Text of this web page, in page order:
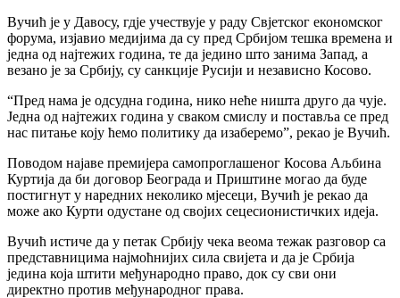
Вучић је у Давосу, гдје учествује у раду Свјетског економског
форума, изјавио медијима да су пред Србијом тешка времена и
једна од најтежих година, те да једино што занима Запад, а
везано је за Србију, су санкције Русији и независно Косово.
“Пред нама је одсудна година, нико неће ништа друго да чује.
Једна од најтежих година у сваком смислу и поставља се пред
нас питање коју ћемо политику да изаберемо”, рекао је Вучић.
Поводом најаве премијера самопроглашеног Косова Аљбина
Куртија да би договор Београда и Приштине могао да буде
постигнут у наредних неколико мјесеци, Вучић је рекао да
може ако Курти одустане од својих сецесионистичких идеја.
Вучић истиче да у петак Србију чека веома тежак разговор са
представницима најмоћнијих сила свијета и да је Србија
једина која штити међународно право, док су сви они
директно против међународног права.